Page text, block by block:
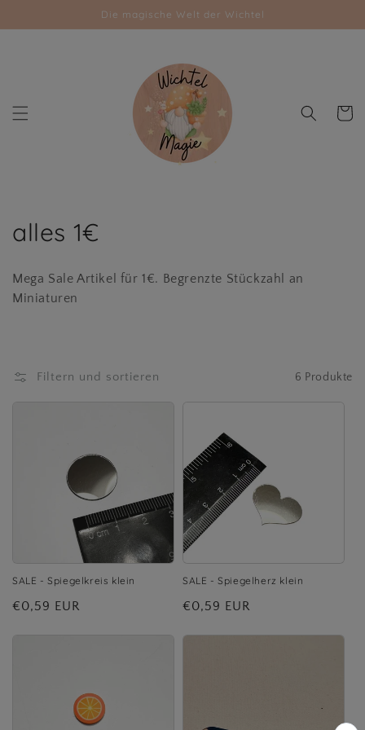
Inhalt
Die magische Welt der Wichtel
K
t
o
alles 1€
Mega Sale Artikel für 1€. Begrenzte Stückzahl an
Miniaturen
Filtern und sortieren 6 Produkte
SALE - Spiegelkreis klein
Normaler
€0,59 EUR
SALE - Spiegelherz klein
Normaler
€0,59 EUR